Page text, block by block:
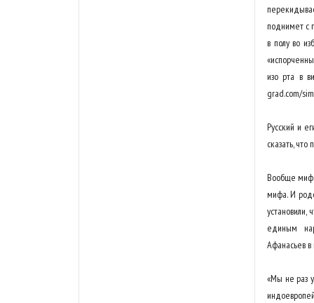
поднимет с
в полу во
изо рта в
grad.com/
Русский и
сказать, что
Вообще
мифа. И
установили,
единым
Афанасьев в
«Мы не раз